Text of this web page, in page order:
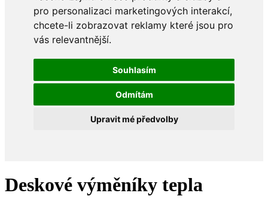
pro personalizaci marketingových interakcí,
chcete-li zobrazovat reklamy které jsou pro
vás relevantnější.
Souhlasím
Odmítám
Upravit mé předvolby
Deskové výměníky tepla